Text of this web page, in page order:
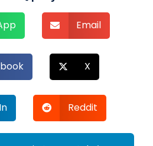
Email
X
Reddit